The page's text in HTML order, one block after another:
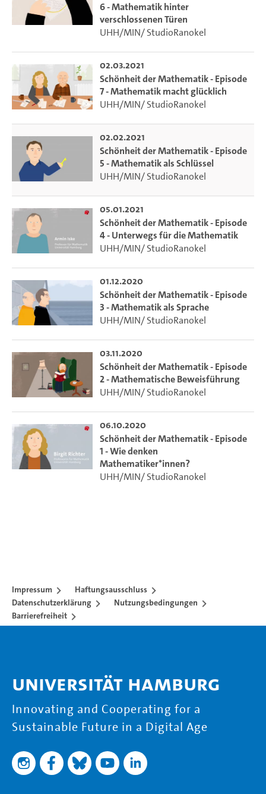
6 - Mathematik hinter
verschlossenen Türen
UHH/MIN/ StudioRanokel
02.03.2021
Schönheit der Mathematik - Episode
7 - Mathematik macht glücklich
UHH/MIN/ StudioRanokel
02.02.2021
Schönheit der Mathematik - Episode
5 - Mathematik als Schlüssel
UHH/MIN/ StudioRanokel
05.01.2021
Schönheit der Mathematik - Episode
4 - Unterwegs für die Mathematik
UHH/MIN/ StudioRanokel
01.12.2020
Schönheit der Mathematik - Episode
3 - Mathematik als Sprache
UHH/MIN/ StudioRanokel
03.11.2020
Schönheit der Mathematik - Episode
2 - Mathematische Beweisführung
UHH/MIN/ StudioRanokel
06.10.2020
Schönheit der Mathematik - Episode
1 - Wie denken
Mathematiker*innen?
UHH/MIN/ StudioRanokel
Impressum
Haftungsausschluss
Datenschutzerklärung
Nutzungsbedingungen
Barrierefreiheit
Universität Hamburg
Innovating and Cooperating for a
Sustainable Future in a Digital Age